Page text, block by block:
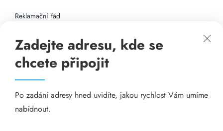
Reklamační řád
Připojení k internetu
Odkazy
Katalog A-seznam.cz
Zadejte adresu, kde se
chcete připojit
Po zadání adresy hned uvidíte, jakou rychlost Vám umíme
nabídnout.